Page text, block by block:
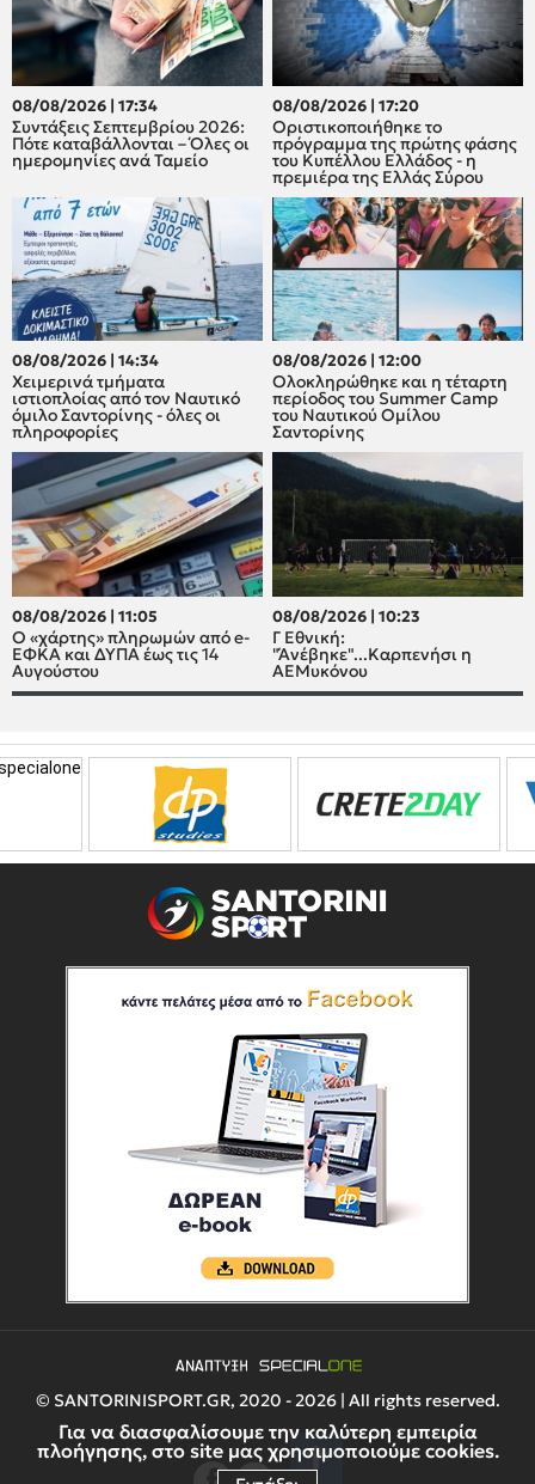
Για να διασφαλίσουμε την καλύτερη εμπειρία
πλοήγησης, στο site μας χρησιμοποιούμε cookies.
08/08/2026 | 17:34
Συντάξεις Σεπτεμβρίου 2026:
Πότε καταβάλλονται – Όλες οι
ημερομηνίες ανά Ταμείο
08/08/2026 | 17:20
Οριστικοποιήθηκε το
πρόγραμμα της πρώτης φάσης
του Κυπέλλου Ελλάδος - η
πρεμιέρα της Ελλάς Σύρου
08/08/2026 | 14:34
Χειμερινά τμήματα
ιστιοπλοίας από τον Ναυτικό
όμιλο Σαντορίνης - όλες οι
πληροφορίες
08/08/2026 | 12:00
Oλοκληρώθηκε και η τέταρτη
περίοδος του Summer Camp
του Ναυτικού Ομίλου
Σαντορίνης
08/08/2026 | 11:05
Ο «χάρτης» πληρωμών από e-
ΕΦΚΑ και ΔΥΠΑ έως τις 14
Αυγούστου
08/08/2026 | 10:23
Γ Εθνική:
"Άνέβηκε"...Καρπενήσι η
ΑΕΜυκόνου
© SANTORINISPORT.GR, 2020 - 2026 | All rights reserved.